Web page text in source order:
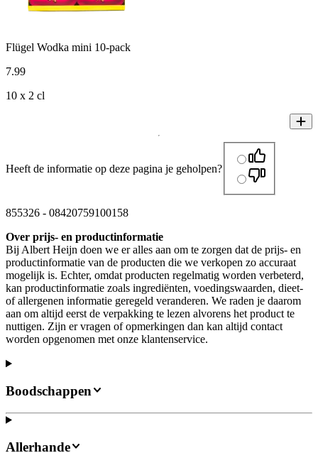
Flügel Wodka mini 10-pack
7.99
10 x 2 cl
Heeft de informatie op deze pagina je geholpen?
855326 - 08420759100158
Over prijs- en productinformatie
Bij Albert Heijn doen we er alles aan om te zorgen dat de prijs- en
productinformatie van de producten die we verkopen zo accuraat
mogelijk is. Echter, omdat producten regelmatig worden verbeterd,
kan productinformatie zoals ingrediënten, voedingswaarden, dieet-
of allergenen informatie geregeld veranderen. We raden je daarom
aan om altijd eerst de verpakking te lezen alvorens het product te
nuttigen. Zijn er vragen of opmerkingen dan kan altijd contact
worden opgenomen met onze klantenservice.
Boodschappen
Allerhande